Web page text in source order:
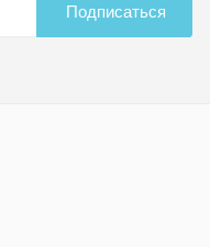
Подписаться